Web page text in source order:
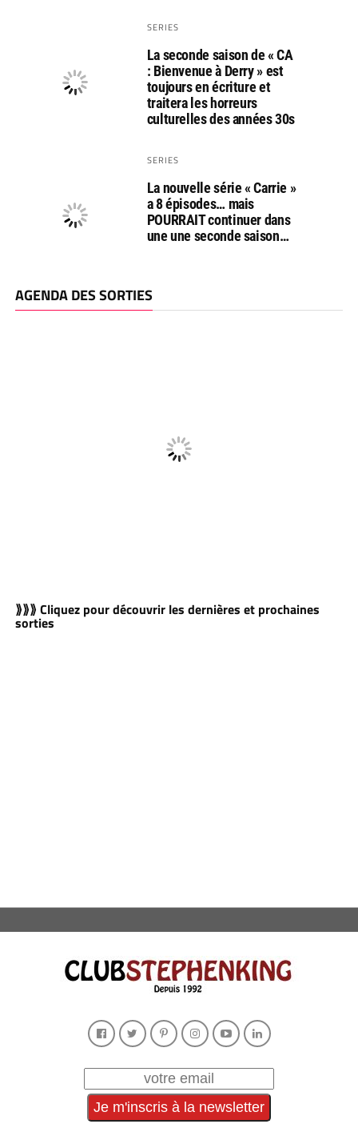
SERIES
La seconde saison de « CA
: Bienvenue à Derry » est
toujours en écriture et
traitera les horreurs
culturelles des années 30s
SERIES
La nouvelle série « Carrie »
a 8 épisodes… mais
POURRAIT continuer dans
une une seconde saison…
AGENDA DES SORTIES
⟫⟫⟫ Cliquez pour découvrir les dernières et prochaines
sorties